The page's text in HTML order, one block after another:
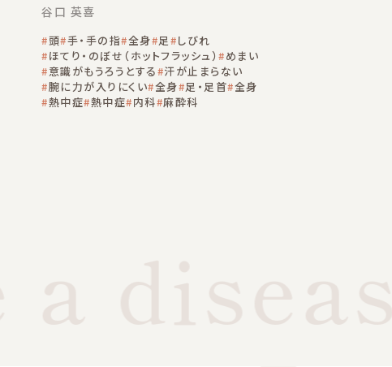
谷口 英喜
頭 手・手の指 全身 足
しびれ
ほてり・のぼせ（ホットフラッシュ）
めまい
意識がもうろうとする
汗が止まらない
腕に力が入りにくい 全身 足・足首 全身
熱中症 熱中症 内科 麻酔科